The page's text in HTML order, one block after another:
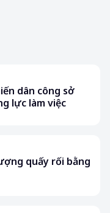
dân công sở
lực làm việc
quấy rối bằng